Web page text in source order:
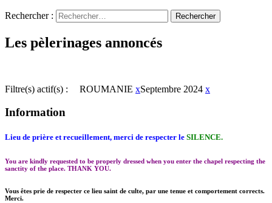
Rechercher :
Les pèlerinages annoncés
Filtre(s) actif(s) : ROUMANIE xSeptembre 2024 x
Information
Lieu de prière et recueillement, merci de respecter le SILENCE.
You are kindly requested to be properly dressed when you enter the chapel respecting the
sanctity of the place. THANK YOU.
Vous êtes prie de respecter ce lieu saint de culte, par une tenue et comportement corrects.
Merci.